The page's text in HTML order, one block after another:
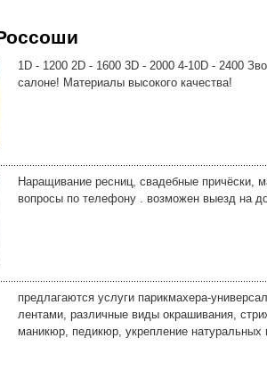
1D - 1200 2D - 1600 3D - 2000 4-10D - 2400
салоне! Материалы высокого качества!
Наращивание ресниц, свадебные причёски,
вопросы по телефону . возможен выезд на
предлагаются услуги парикмахера-
лентами, различные виды окрашивания,
маникюр, педикюр, укрепление натуральных